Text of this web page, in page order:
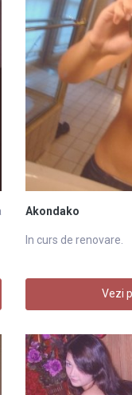
Akondako
In curs de renovare.
Vezi